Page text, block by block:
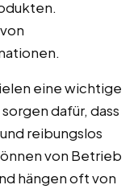
eine wichtige
dafür, dass
reibungslos
von Betrieb
hängen oft von